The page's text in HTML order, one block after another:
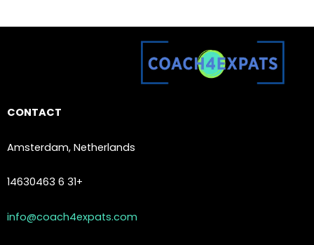
CONTACT
Amsterdam, Netherlands
+31 6 14630463
info@coach4expats.com